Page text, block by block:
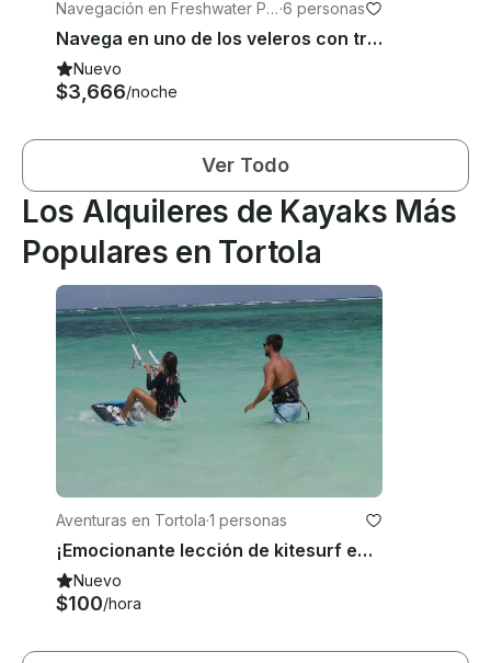
Navegación en Freshwater Po
nd
·6 personas
Navega en uno de los veleros con tripulación más emocionantes de menos de 70 pies en las Islas Vírgenes Británicas
Nuevo
$3,666/noche
Ver Todo
Los Alquileres de Kayaks Más
Populares en Tortola
Aventuras en Tortola·1 personas
¡Emocionante lección de kitesurf en Tortola, Islas Vírgenes Británicas!
Nuevo
$100/hora